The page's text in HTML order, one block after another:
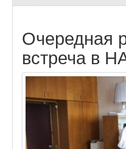
Очередная
встреча в